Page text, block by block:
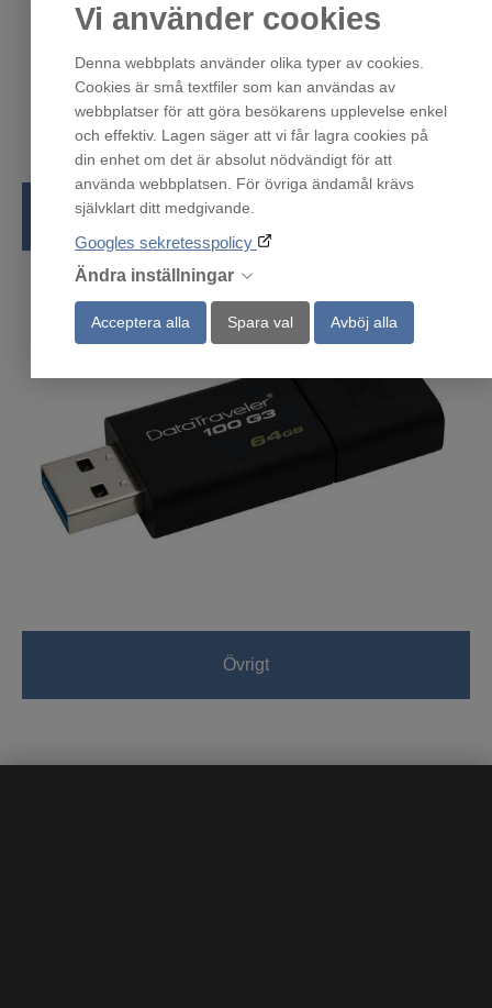
Vi använder cookies
Denna webbplats använder olika typer av cookies.
Cookies är små textfiler som kan användas av
webbplatser för att göra besökarens upplevelse enkel
och effektiv. Lagen säger att vi får lagra cookies på
din enhet om det är absolut nödvändigt för att
använda webbplatsen. För övriga ändamål krävs
självklart ditt medgivande.
Googles sekretesspolicy
Ändra inställningar
Acceptera alla Spara val Avböj alla
Tangentbord
Övrigt